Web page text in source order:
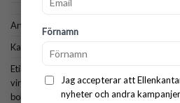
Förnamn
Jag accepterar att
nyheter och andra
Artikelnr:1005
Kategorier:
Etiketter:mönster boho väska,mönster
virkad crossbody väska,virkad handväska
boho
virkmönster boho,virkmönster